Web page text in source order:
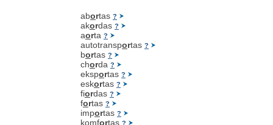
abortas ?
akordas ?
aorta ?
autotransportas ?
bortas ?
chorda ?
eksportas ?
eskortas ?
fiordas ?
fortas ?
importas ?
komfortas ?